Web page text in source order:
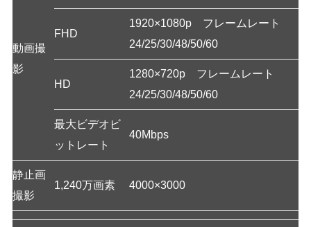
動画撮
影
FHD
1920×1080p フレームレート
24/25/30/48/50/60
HD
1280×720p フレームレート
24/25/30/48/50/60
最大ビデオビ
ットレート
40Mbps
静止画
撮影
1,240万画素 4000×3000